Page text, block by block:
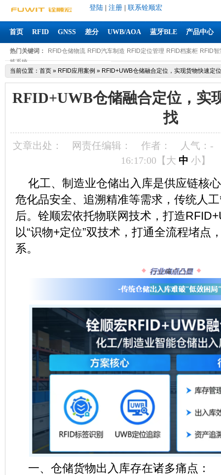
登陆 注册 联系铨顺宏
首页 RFID GNSS 差分 UWB/AOA 蓝牙BLE 产品中心
热门关键词： RFID仓储物流 RFID汽车制造 RFID定位管理 RFID档案柜 RFID
拣系统
当前位置： 首页 » RFID应用案例 » RFID+UWB仓储融合定位，实现货物快速定
RFID+UWB仓储融合定位，实
找
文章出处： 网责任编辑： 作者： 人气： -
16:17:00【 大 中 小】
化工、制造业仓储出入库是供应链核
危化品安全、追溯精准等需求，传统人
后。铨顺宏依托物联网技术，打造
以“识物+定位”双技术，打通全流程堵点
系。
一、仓储货物出入库存在诸多痛点：